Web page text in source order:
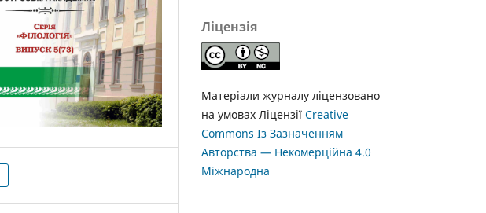
Ліцензія
Матеріали журналу ліцензовано
на умовах Ліцензії Creative
Commons Із Зазначенням
Авторства — Некомерційна 4.0
Міжнародна